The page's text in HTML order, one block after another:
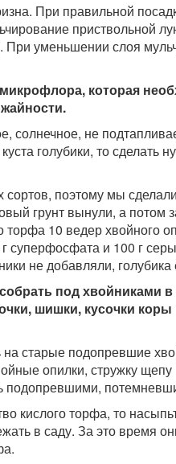
При правильной
приствольной
При уменьшении слоя
которая
солнечное, не
голубики, то сделать
сортов, поэтому мы
грунт вынули, а потом
10 ведер хвойного
суперфосфата и 100 г
не добавляли, голубика
под хвойниками
шишки, кусочки
на старые подопревшие
опилки, стружку
подопревшими,
кислого торфа, то
в саду. За это время